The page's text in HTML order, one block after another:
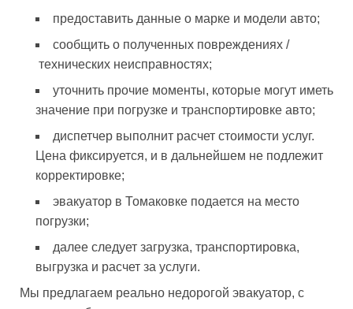
предоставить данные о марке и модели авто;
сообщить о полученных повреждениях /
технических неисправностях;
уточнить прочие моменты, которые могут иметь
значение при погрузке и транспортировке авто;
диспетчер выполнит расчет стоимости услуг.
Цена фиксируется, и в дальнейшем не подлежит
корректировке;
эвакуатор в Томаковке подается на место
погрузки;
далее следует загрузка, транспортировка,
выгрузка и расчет за услуги.
Мы предлагаем реально недорогой эвакуатор, с